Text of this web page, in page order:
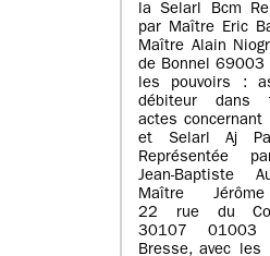
la Selarl Bcm
par Maître Eric
Maître Alain
de Bonnel 69003
les pouvoirs :
débiteur dans
actes concernant
et Selarl Aj
Représentée
Jean-Baptiste
Maître
22 rue du
30107 01003
Bresse, avec les